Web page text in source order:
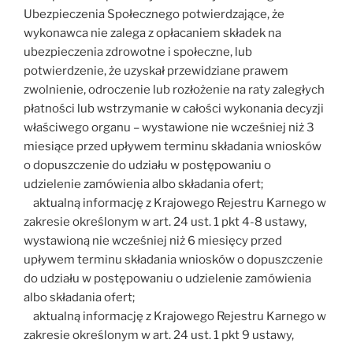
Ubezpieczenia Społecznego potwierdzające, że
wykonawca nie zalega z opłacaniem składek na
ubezpieczenia zdrowotne i społeczne, lub
potwierdzenie, że uzyskał przewidziane prawem
zwolnienie, odroczenie lub rozłożenie na raty zaległych
płatności lub wstrzymanie w całości wykonania decyzji
właściwego organu – wystawione nie wcześniej niż 3
miesiące przed upływem terminu składania wniosków
o dopuszczenie do udziału w postępowaniu o
udzielenie zamówienia albo składania ofert;
aktualną informację z Krajowego Rejestru Karnego w
zakresie określonym w art. 24 ust. 1 pkt 4-8 ustawy,
wystawioną nie wcześniej niż 6 miesięcy przed
upływem terminu składania wniosków o dopuszczenie
do udziału w postępowaniu o udzielenie zamówienia
albo składania ofert;
aktualną informację z Krajowego Rejestru Karnego w
zakresie określonym w art. 24 ust. 1 pkt 9 ustawy,